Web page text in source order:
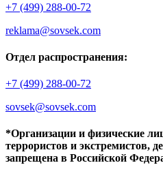
+7 (499) 288-00-72
reklama@sovsek.com
Отдел распространения:
+7 (499) 288-00-72
sovsek@sovsek.com
*Организации и физические
террористов и экстремистов,
запрещена в Российской